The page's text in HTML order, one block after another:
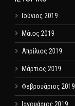
Ιούνιος 2019
Μάιος 2019
Απρίλιος 2019
Μάρτιος 2019
Φεβρουάριος 2019
Ιανουάριος 2019